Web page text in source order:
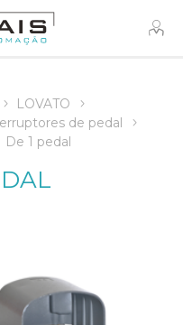
LOVATO
de pedal
De 1 pedal